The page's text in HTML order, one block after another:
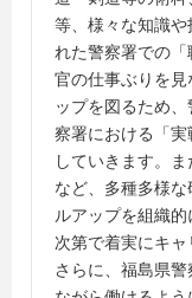
等、様々な知識
れた警察署での
官の仕事ぶりを
ップを図るため
察署における「
していきます。
など、多種多様
ルアップを組織
次第で着実にキャ
さらに、福島県